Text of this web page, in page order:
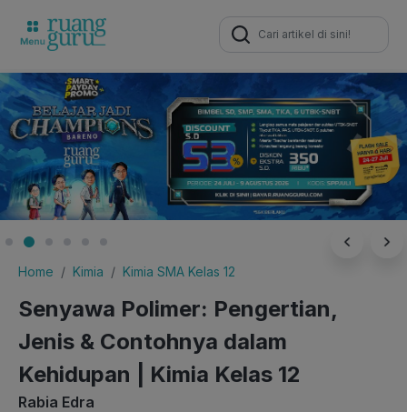
Search
for:
Home Kimia Kimia SMA Kelas 12
Senyawa Polimer: Pengertian,
Jenis & Contohnya dalam
Kehidupan | Kimia Kelas 12
Rabia Edra